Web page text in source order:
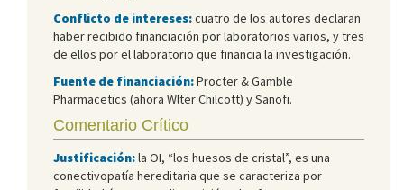
Conflicto de intereses:cuatro de los autores declaran
haber recibido financiación por laboratorios varios, y tres
de ellos por el laboratorio que financia la investigación.
Fuente de financiación:Procter & Gamble
Pharmacetics (ahora Wlter Chilcott) y Sanofi.
Comentario Crítico
Justificación:la OI, “los huesos de cristal”, es una
conectivopatía hereditaria que se caracteriza por